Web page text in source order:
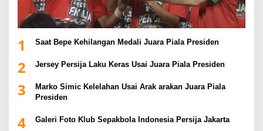
1 Saat Bepe Kehilangan Medali Juara Piala Presiden
2 Jersey Persija Laku Keras Usai Juara Piala Presiden
3
Marko Simic Kelelahan Usai Arak arakan Juara Piala
Presiden
4 Galeri Foto Klub Sepakbola Indonesia Persija Jakarta